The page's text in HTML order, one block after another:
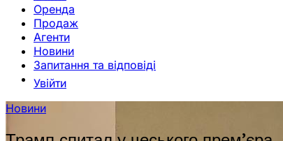
Оренда
Продаж
Агенти
Новини
Запитання та відповіді
Увійти
Новини